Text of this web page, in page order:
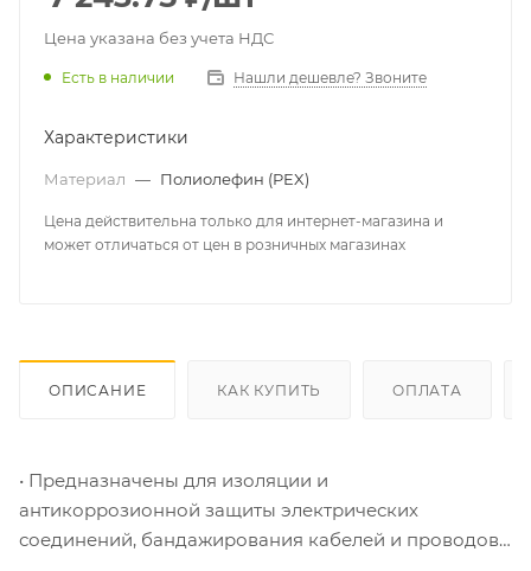
Цена указана без учета НДС
Есть в наличии Нашли дешевле? Звоните
Характеристики
Материал — Полиолефин (PEX)
Цена действительна только для интернет-магазина и
может отличаться от цен в розничных магазинах
ОПИСАНИЕ КАК КУПИТЬ ОПЛАТА
• Предназначены для изоляции и
антикоррозионной защиты электрических
соединений, бандажирования кабелей и проводов